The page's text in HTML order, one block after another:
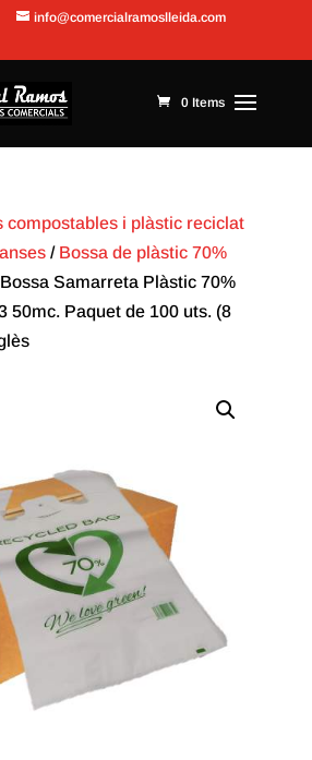
info@comercialramoslleida.com
0 Items
compostables i plàstic reciclat
/ Bossa de plàstic 70%
Samarreta Plàstic 70%
50mc. Paquet de 100 uts. (8